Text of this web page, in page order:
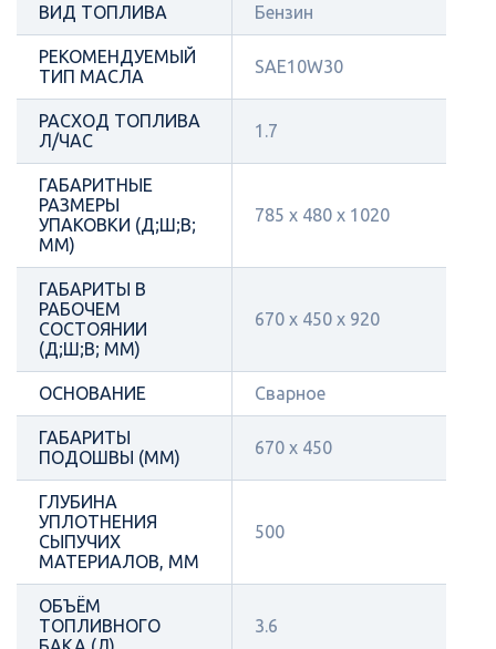
ВИД ТОПЛИВА Бензин
РЕКОМЕНДУЕМЫЙ
ТИП МАСЛА
SAE10W30
РАСХОД ТОПЛИВА
Л/ЧАС
1.7
ГАБАРИТНЫЕ
РАЗМЕРЫ
УПАКОВКИ (Д;Ш;В;
ММ)
785 х 480 х 1020
ГАБАРИТЫ В
РАБОЧЕМ
СОСТОЯНИИ
(Д;Ш;В; ММ)
670 х 450 x 920
ОСНОВАНИЕ Сварное
ГАБАРИТЫ
ПОДОШВЫ (ММ)
670 х 450
ГЛУБИНА
УПЛОТНЕНИЯ
СЫПУЧИХ
МАТЕРИАЛОВ, ММ
500
ОБЪЁМ
ТОПЛИВНОГО
3.6